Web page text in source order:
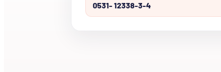
0531- 12338-3-4